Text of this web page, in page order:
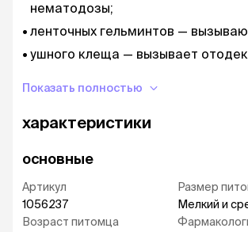
нематодозы;
ленточных гельминтов —
ушного клеща — вызывает
микрофиллярий, вызывающих
Показать полностью
характеристики
основные
Артикул
1056237
Возраст питомца
Размер
Мелкий и